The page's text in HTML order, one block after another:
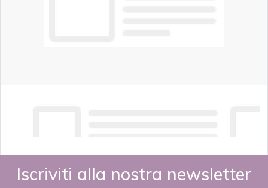
Iscriviti alla nostra newsletter